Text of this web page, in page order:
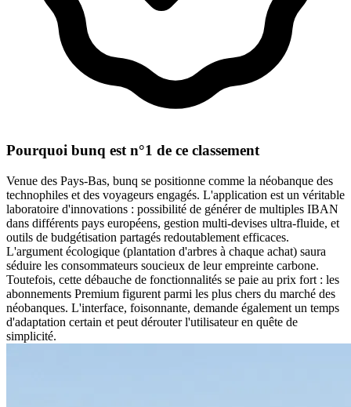
Pourquoi bunq est n°1 de ce classement
Venue des Pays-Bas, bunq se positionne comme la néobanque des
technophiles et des voyageurs engagés. L'application est un véritable
laboratoire d'innovations : possibilité de générer de multiples IBAN
dans différents pays européens, gestion multi-devises ultra-fluide, et
outils de budgétisation partagés redoutablement efficaces.
L'argument écologique (plantation d'arbres à chaque achat) saura
séduire les consommateurs soucieux de leur empreinte carbone.
Toutefois, cette débauche de fonctionnalités se paie au prix fort : les
abonnements Premium figurent parmi les plus chers du marché des
néobanques. L'interface, foisonnante, demande également un temps
d'adaptation certain et peut dérouter l'utilisateur en quête de
simplicité.